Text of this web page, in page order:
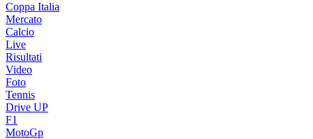
Coppa Italia
Mercato
Calcio
Live
Risultati
Video
Foto
Tennis
Drive UP
F1
MotoGp